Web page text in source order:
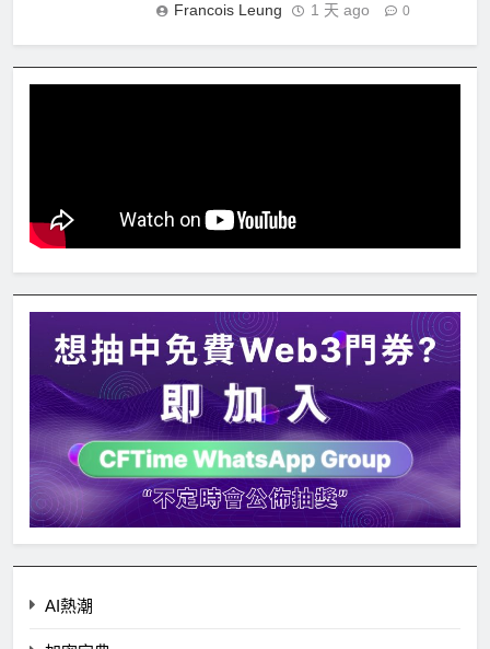
Francois Leung 1 天 ago 0
AI熱潮